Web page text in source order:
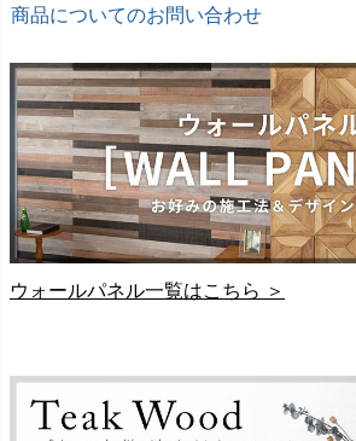
商品についてのお問い合わせ
ウォールパネル一覧はこちら ＞